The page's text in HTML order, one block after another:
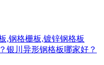
,钢格栅板,镀锌钢格板
银川异形钢格板哪家好？